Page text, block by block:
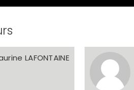
LAFONTAINE